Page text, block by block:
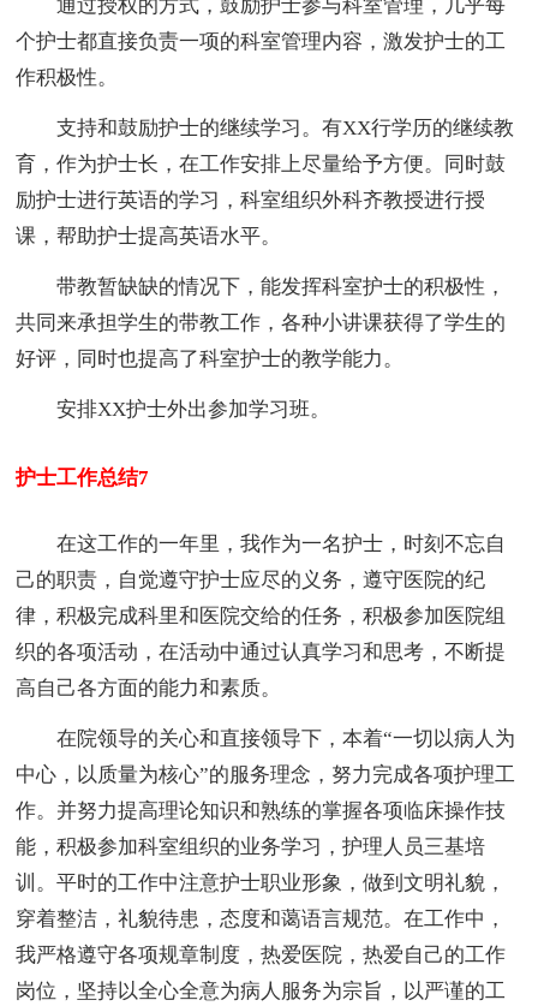
通过授权的方式，鼓励护士参与科室管理，几乎每
个护士都直接负责一项的科室管理内容，激发护士的工
作积极性。
支持和鼓励护士的继续学习。有XX行学历的继续教
育，作为护士长，在工作安排上尽量给予方便。同时鼓
励护士进行英语的学习，科室组织外科齐教授进行授
课，帮助护士提高英语水平。
带教暂缺缺的情况下，能发挥科室护士的积极性，
共同来承担学生的带教工作，各种小讲课获得了学生的
好评，同时也提高了科室护士的教学能力。
安排XX护士外出参加学习班。
护士工作总结7
在这工作的一年里，我作为一名护士，时刻不忘自
己的职责，自觉遵守护士应尽的义务，遵守医院的纪
律，积极完成科里和医院交给的任务，积极参加医院组
织的各项活动，在活动中通过认真学习和思考，不断提
高自己各方面的能力和素质。
在院领导的关心和直接领导下，本着“一切以病人为
中心，以质量为核心”的服务理念，努力完成各项护理工
作。并努力提高理论知识和熟练的掌握各项临床操作技
能，积极参加科室组织的业务学习，护理人员三基培
训。平时的工作中注意护士职业形象，做到文明礼貌，
穿着整洁，礼貌待患，态度和蔼语言规范。在工作中，
我严格遵守各项规章制度，热爱医院，热爱自己的工作
岗位，坚持以全心全意为病人服务为宗旨，以严谨的工